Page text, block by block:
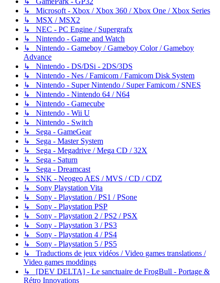
↳ Microsoft - Xbox / Xbox 360 / Xbox One / Xbox Series
↳ MSX / MSX2
↳ NEC - PC Engine / Supergrafx
↳ Nintendo - Game and Watch
↳ Nintendo - Gameboy / Gameboy Color / Gameboy
Advance
↳ Nintendo - DS/DSi - 2DS/3DS
↳ Nintendo - Nes / Famicom / Famicom Disk System
↳ Nintendo - Super Nintendo / Super Famicom / SNES
↳ Nintendo - Nintendo 64 / N64
↳ Nintendo - Gamecube
↳ Nintendo - Wii U
↳ Nintendo - Switch
↳ Sega - GameGear
↳ Sega - Master System
↳ Sega - Megadrive / Mega CD / 32X
↳ Sega - Saturn
↳ Sega - Dreamcast
↳ SNK - Neogeo AES / MVS / CD / CDZ
↳ Sony Playstation Vita
↳ Sony - Playstation / PS1 / PSone
↳ Sony - Playstation PSP
↳ Sony - Playstation 2 / PS2 / PSX
↳ Sony - Playstation 3 / PS3
↳ Sony - Playstation 4 / PS4
↳ Sony - Playstation 5 / PS5
↳ Traductions de jeux vidéos / Video games translations /
Video games moddings
↳ [DEV DELTA] - Le sanctuaire de FrogBull - Portage &
Rétro Innovations